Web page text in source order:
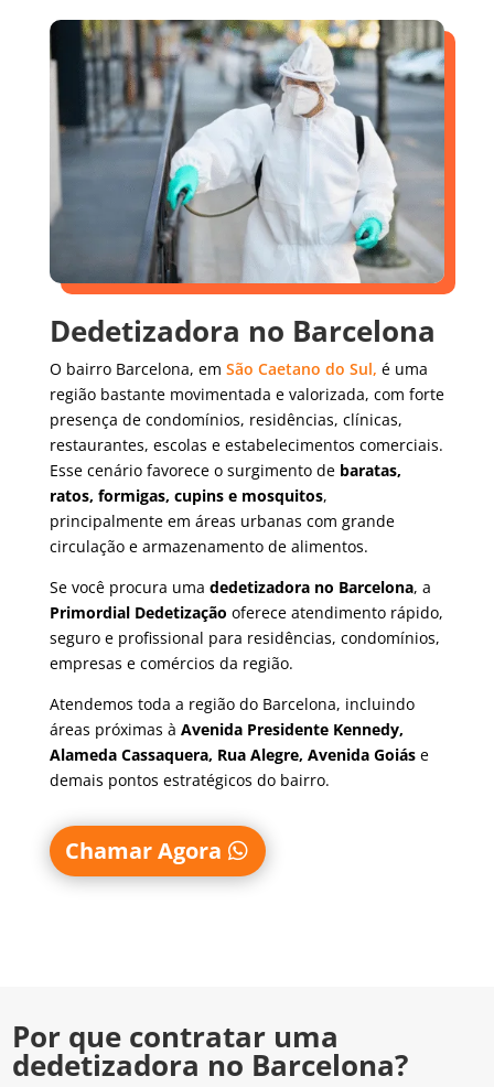
Dedetizadora no Barcelona
O bairro Barcelona, em São Caetano do Sul, é uma
região bastante movimentada e valorizada, com forte
presença de condomínios, residências, clínicas,
restaurantes, escolas e estabelecimentos comerciais.
Esse cenário favorece o surgimento de baratas,
ratos, formigas, cupins e mosquitos,
principalmente em áreas urbanas com grande
circulação e armazenamento de alimentos.
Se você procura uma dedetizadora no Barcelona, a
Primordial Dedetização oferece atendimento rápido,
seguro e profissional para residências, condomínios,
empresas e comércios da região.
Atendemos toda a região do Barcelona, incluindo
áreas próximas à Avenida Presidente Kennedy,
Alameda Cassaquera, Rua Alegre, Avenida Goiáse
demais pontos estratégicos do bairro.
Chamar Agora
Por que contratar uma
dedetizadora no Barcelona?